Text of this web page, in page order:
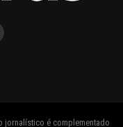
jornalístico é complementado